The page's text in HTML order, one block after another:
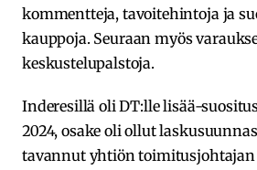
kommentteja, tavoitehintoja ja
kauppoja. Seuraan myös
keskustelupalstoja.
Inderesillä oli DT:lle lisää-
2024, osake oli ollut
tavannut yhtiön toimitusjohtajan